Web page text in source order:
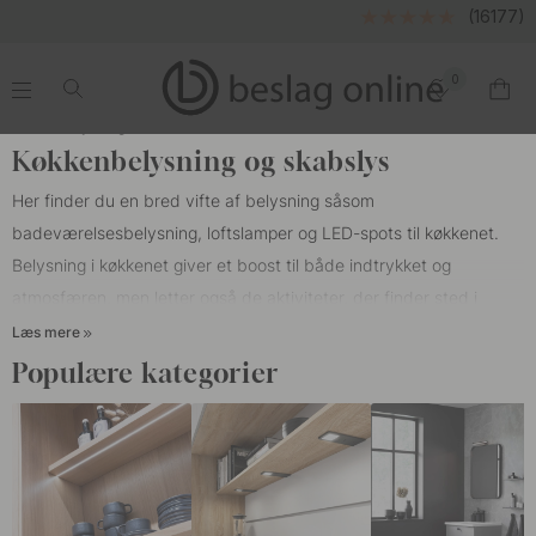
.
0
.
Køkkenbelysning og skabslys
Her finder du en bred vifte af belysning såsom
badeværelsesbelysning, loftslamper og LED-spots til køkkenet.
Belysning i køkkenet giver et boost til både indtrykket og
køkkenet. For eksempel lægger god arbejdsbelysning under
køkkenskabe værdi for det faktum, at flere overflader virkelig
kommer i brug. Køkkenet er et af værelserne i hjemmet med de
højeste belysningskrav, det skal ikke kun være pænt og
behageligt, men også arbejde til en række forskellige anvendelser.
Der skal være tre forskellige belysningsfunktioner i et køkken,
grundbelysning, spotbelysning og arbejdsbelysning.
Læs mere
Populære kategorier